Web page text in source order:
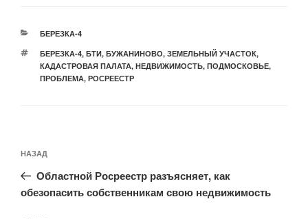
РУБРИКИ
БЕРЕЗКА-4
МЕТКИ
БЕРЕЗКА-4, БТИ, БУЖАНИНОВО, ЗЕМЕЛЬНЫЙ УЧАСТОК,
КАДАСТРОВАЯ ПАЛАТА, НЕДВИЖИМОСТЬ, ПОДМОСКОВЬЕ,
ПРОБЛЕМА, РОСРЕЕСТР
по
записям
Предыдущая
запись:
НАЗАД
Областной Росреестр разъясняет, как
обезопасить собственникам свою недвижимость